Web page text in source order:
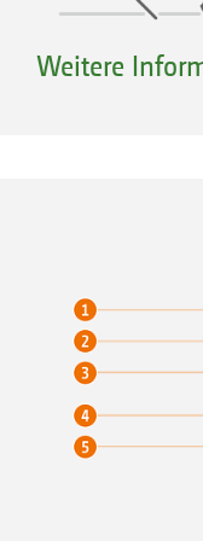
Scheiben in
Erste und
immer in der
Komfortabel
der
am
Weitere